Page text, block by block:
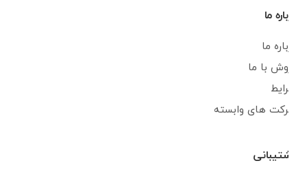
درباره ما
درباره ما
فروش با ما
شرایط
شرکت های وابسته
پشتیبانی